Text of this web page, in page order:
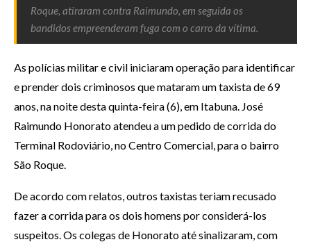
Roque, atiraram contra Raimundo, em seguida os
bandidos empreenderam fuga com o carro da vítima.
As polícias militar e civil iniciaram operação para identificar
e prender dois criminosos que mataram um taxista de 69
anos, na noite desta quinta-feira (6), em Itabuna. José
Raimundo Honorato atendeu a um pedido de corrida do
Terminal Rodoviário, no Centro Comercial, para o bairro
São Roque.
De acordo com relatos, outros taxistas teriam recusado
fazer a corrida para os dois homens por considerá-los
suspeitos. Os colegas de Honorato até sinalizaram, com